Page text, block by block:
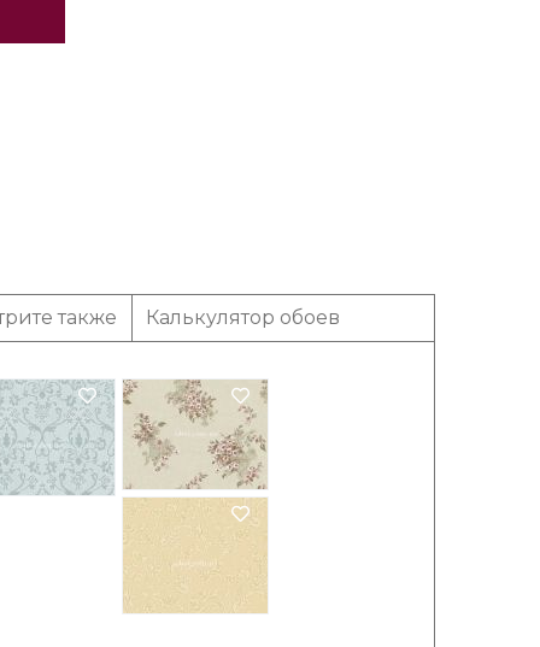
также Калькулятор обоев